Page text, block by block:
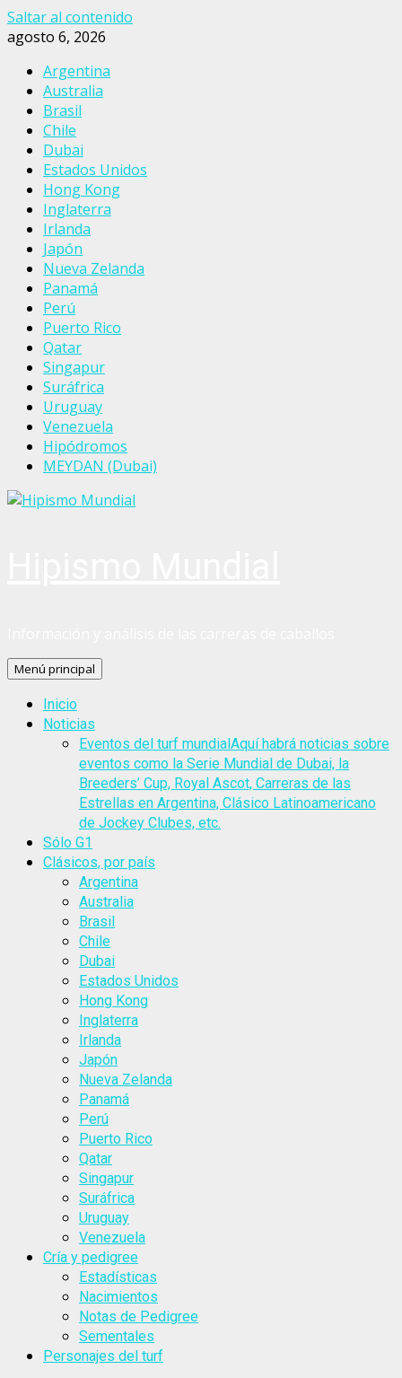
Saltar al contenido
agosto 6, 2026
Argentina
Australia
Brasil
Chile
Dubai
Estados Unidos
Hong Kong
Inglaterra
Irlanda
Japón
Nueva Zelanda
Panamá
Perú
Puerto Rico
Qatar
Singapur
Suráfrica
Uruguay
Venezuela
Hipódromos
MEYDAN (Dubai)
Menú principal
Inicio
Noticias
Eventos del turf mundialAquí habrá noticias sobre
eventos como la Serie Mundial de Dubai, la
Breeders’ Cup, Royal Ascot, Carreras de las
Estrellas en Argentina, Clásico Latinoamericano
de Jockey Clubes, etc.
Sólo G1
Clásicos, por país
Argentina
Australia
Brasil
Chile
Dubai
Estados Unidos
Hong Kong
Inglaterra
Irlanda
Japón
Nueva Zelanda
Panamá
Perú
Puerto Rico
Qatar
Singapur
Suráfrica
Uruguay
Venezuela
Cría y pedigree
Estadísticas
Nacimientos
Notas de Pedigree
Sementales
Personajes del turf